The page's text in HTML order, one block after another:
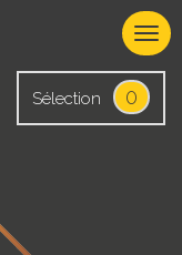
Sélection 0